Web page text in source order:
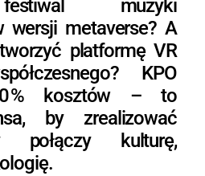
muzyki
wersji metaverse? A
platformę VR
KPO
% kosztów – to
by zrealizować
połączy kulturę,